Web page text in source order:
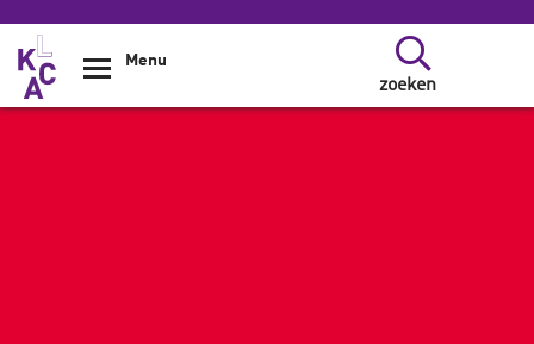
Overslaan en naar de inhoud gaan
zoeken
Menu